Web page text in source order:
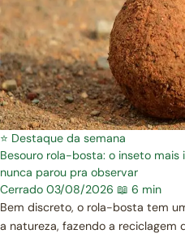
⭐ Destaque da semana
Besouro rola-bosta: o inseto
nunca parou pra observar
Cerrado 03/08/2026 📖 6 min
Bem discreto, o rola-bosta tem
a natureza, fazendo a reciclagem